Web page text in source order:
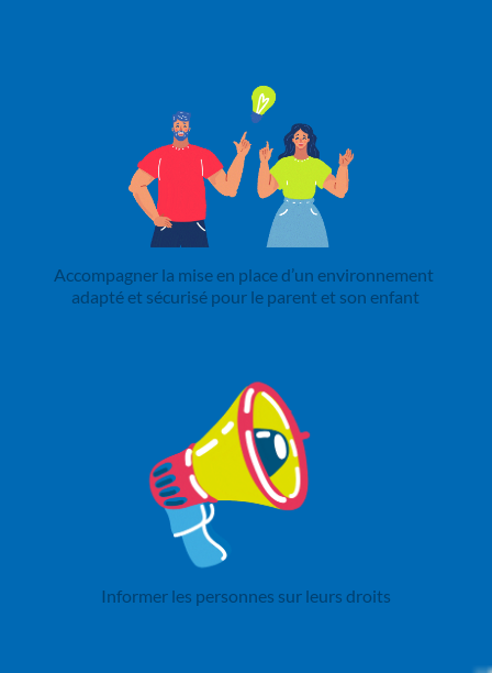
Accompagner la mise en place d’un environnement
adapté et sécurisé pour le parent et son enfant
Informer les personnes sur leurs droits